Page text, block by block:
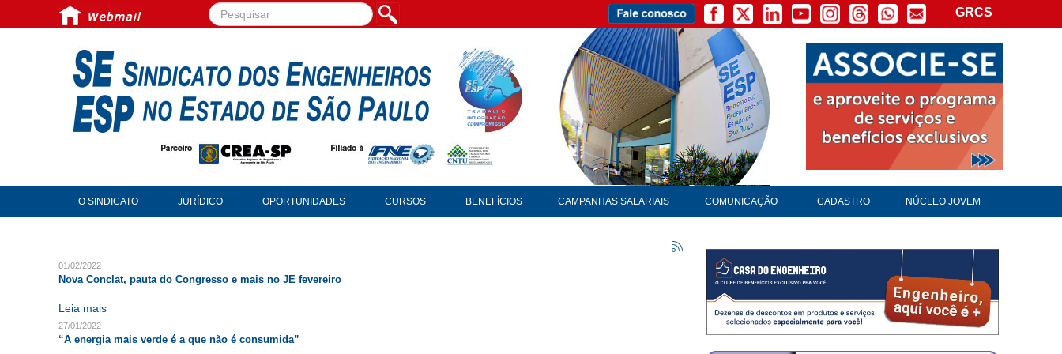
Pesquisar... GRCS
O SINDICATO JURÍDICO OPORTUNIDADES CURSOS BENEFÍCIOS CAMPANHAS SALARIAIS COMUNICAÇÃO CADASTRO NÚCLEO JOVEM
01/02/2022
Nova Conclat, pauta do Congresso e mais no JE fevereiro
Leia mais
27/01/2022
“A energia mais verde é a que não é consumida”